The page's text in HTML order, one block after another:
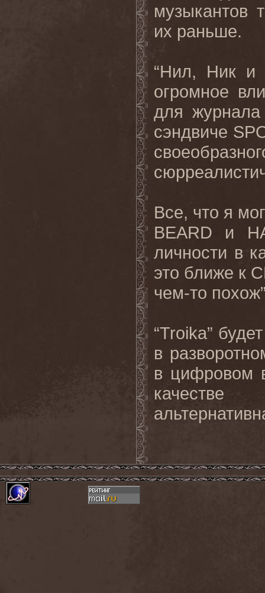
музыкантов
их раньше.
“Нил, Ник и
огромное
для журнала
сэндвиче
Все, что я
BEARD
и
личности в
это ближе к
чем-то
“Troika”
в
в цифровом
качестве